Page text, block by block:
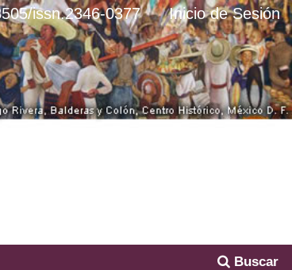
Buscar
issn.2346-0377 Inicio de Sesión